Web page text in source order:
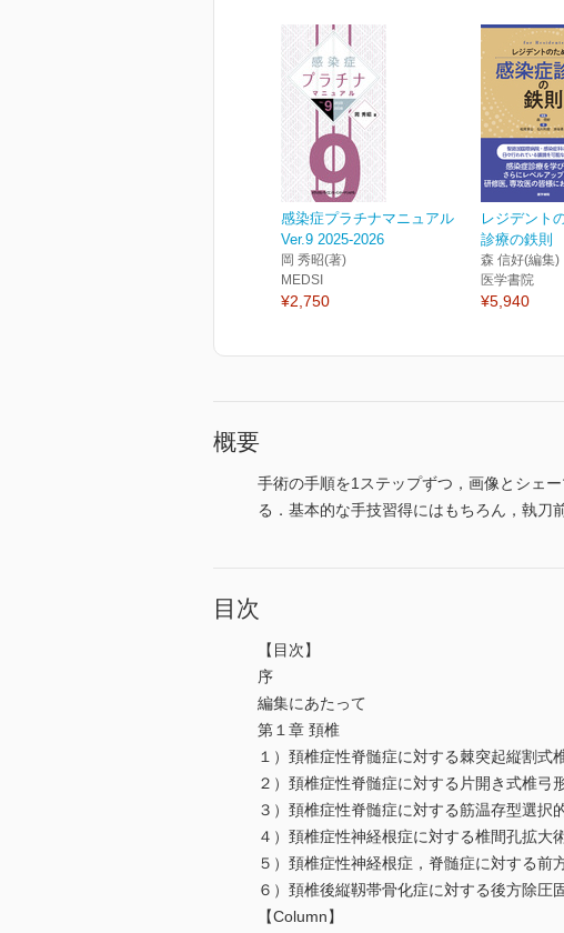
感染症プラチナマニュアル
Ver.9 2025-2026
岡 秀昭(著)
MEDSI
¥2,750
レジデント
診療の鉄則
森 信好(編集)
医学書院
¥5,940
概要
手術の手順を1ステップずつ，画像とシェ
る．基本的な手技習得にはもちろん，執刀
目次
【目次】
序
編集にあたって
第１章 頚椎
１）頚椎症性脊髄症に対する棘突起縦割式
２）頚椎症性脊髄症に対する片開き式椎弓
３）頚椎症性脊髄症に対する筋温存型選択
４）頚椎症性神経根症に対する椎間孔拡大
５）頚椎症性神経根症，脊髄症に対する前
６）頚椎後縦靱帯骨化症に対する後方除圧
【Column】